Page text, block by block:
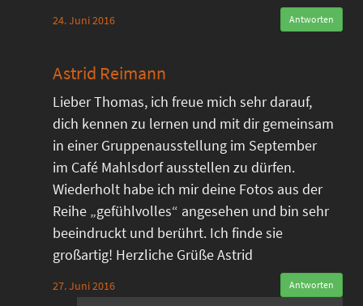
24. Juni 2016 Antworten
Astrid Reimann
Lieber Thomas, ich freue mich sehr darauf,
dich kennen zu lernen und mit dir gemeinsam
in einer Gruppenausstellung im September
im Café Mahlsdorf ausstellen zu dürfen.
Wiederholt habe ich mir deine Fotos aus der
Reihe „gefühlvolles“ angesehen und bin sehr
beeindruckt und berührt. Ich finde sie
großartig! Herzliche Grüße Astrid
27. Juni 2016 Antworten